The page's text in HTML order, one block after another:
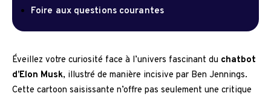
Foire aux questions courantes
Éveillez votre curiosité face à l’univers fascinant du chatbot
d’Elon Musk, illustré de manière incisive par Ben Jennings.
Cette cartoon saisissante n’offre pas seulement une critique